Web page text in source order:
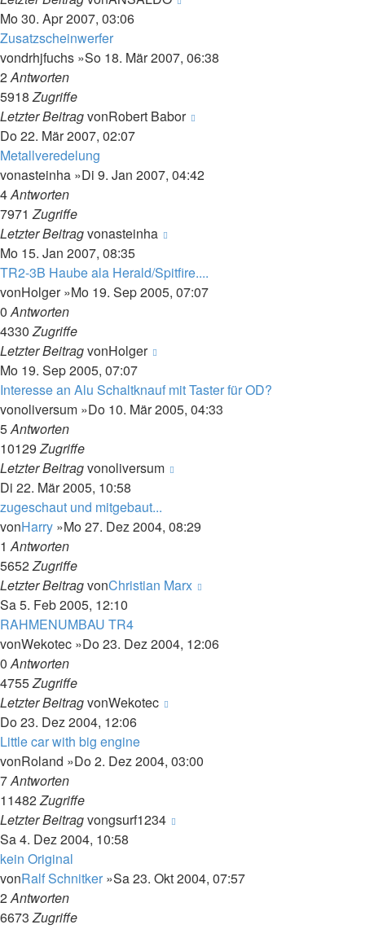
Mo 30. Apr 2007, 03:06
Zusatzscheinwerfer
vondrhjfuchs »So 18. Mär 2007, 06:38
2Antworten
5918Zugriffe
Letzter BeitragvonRobert Babor
Do 22. Mär 2007, 02:07
Metallveredelung
vonasteinha »Di 9. Jan 2007, 04:42
4Antworten
7971Zugriffe
Letzter Beitragvonasteinha
Mo 15. Jan 2007, 08:35
TR2-3B Haube ala Herald/Spitfire....
vonHolger»Mo 19. Sep 2005, 07:07
0Antworten
4330Zugriffe
Letzter BeitragvonHolger
Mo 19. Sep 2005, 07:07
Interesse an Alu Schaltknauf mit Taster für OD?
vonoliversum »Do 10. Mär 2005, 04:33
5Antworten
10129Zugriffe
Letzter Beitragvonoliversum
Di 22. Mär 2005, 10:58
zugeschaut und mitgebaut...
vonHarry »Mo 27. Dez 2004, 08:29
1Antworten
5652Zugriffe
Letzter BeitragvonChristian Marx
Sa 5. Feb 2005, 12:10
RAHMENUMBAU TR4
vonWekotec »Do 23. Dez 2004, 12:06
0Antworten
4755Zugriffe
Letzter BeitragvonWekotec
Do 23. Dez 2004, 12:06
Little car with big engine
vonRoland »Do 2. Dez 2004, 03:00
7Antworten
11482Zugriffe
Letzter Beitragvongsurf1234
Sa 4. Dez 2004, 10:58
kein Original
vonRalf Schnitker »Sa 23. Okt 2004, 07:57
2Antworten
6673Zugriffe